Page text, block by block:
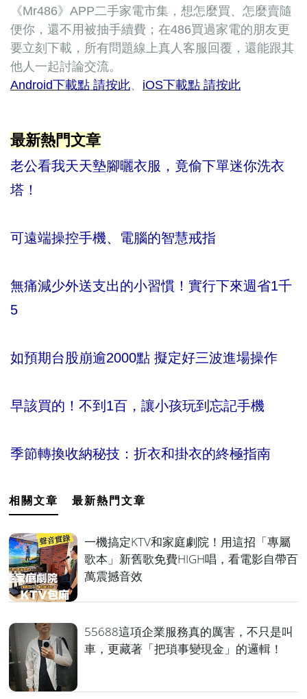
《Mr486》APP二手家電市集，想怎麼買、怎麼賣隨
便你，還不用被抽手續費；在486買過家電的朋友更
要立刻下載，所有問題線上真人客服回覆，還能跟其
他人一起討論交流。
Android下載點 請按此、 iOS下載點 請按此
最新熱門文章
老公看我天天墊腳曬衣服，竟偷下單迷你洗衣
塔！
可遠端操控手機、電腦的智慧戒指
無痛減少外送支出的小習慣！實行下來週省1千
5
如預期台股崩逾2000點 擬定好三波進場操作
早該買的！不到1百，讓小孩玩到忘記手機
季節轉換收納秘技：折衣和掛衣的終極指南
相關文章 最新熱門文章
一機搞定KTV和家庭劇院！用這招「專屬
歌本」新舊歌免費HIGH唱，看電影自帶百
萬震撼音效
55688這項企業服務真的厲害，不只是叫
車，更藏著「把瑣事變現金」的邏輯！